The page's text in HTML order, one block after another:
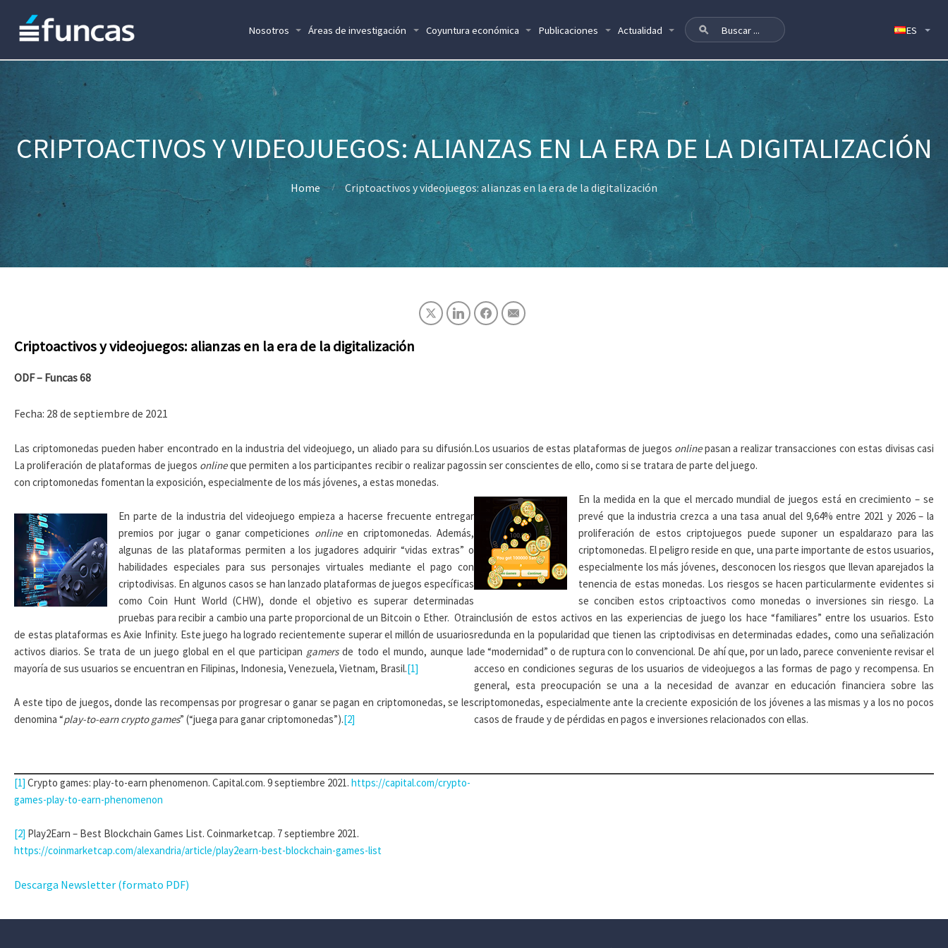
Nosotros Áreas de investigación Coyuntura económica Publicaciones Actualidad
CRIPTOACTIVOS Y VIDEOJUEGOS: ALIANZAS EN LA ERA DE LA DIGITALIZACIÓN
Home Criptoactivos y videojuegos: alianzas en la era de la digitalización
Criptoactivos y videojuegos: alianzas en la era de la digitalización
ODF – Funcas 68
Fecha: 28 de septiembre de 2021
Las criptomonedas pueden haber encontrado en la industria del videojuego, un aliado para su difusión.
La proliferación de plataformas de juegos onlineque permiten a los participantes recibir o realizar pagos
con criptomonedas fomentan la exposición, especialmente de los más jóvenes, a estas monedas.
En parte de la industria del videojuego empieza a hacerse frecuente entregar
premios por jugar o ganar competiciones onlineen criptomonedas. Además,
algunas de las plataformas permiten a los jugadores adquirir “vidas extras” o
habilidades especiales para sus personajes virtuales mediante el pago con
criptodivisas. En algunos casos se han lanzado plataformas de juegos específicas
como Coin Hunt World (CHW), donde el objetivo es superar determinadas
pruebas para recibir a cambio una parte proporcional de un Bitcoin o Ether. Otra
de estas plataformas es Axie Infinity. Este juego ha logrado recientemente superar el millón de usuarios
activos diarios. Se trata de un juego global en el que participan gamersde todo el mundo, aunque la
mayoría de sus usuarios se encuentran en Filipinas, Indonesia, Venezuela, Vietnam, Brasil.[1]
A este tipo de juegos, donde las recompensas por progresar o ganar se pagan en criptomonedas, se les
denomina “play-to-earn crypto games” (“juega para ganar criptomonedas”).[2]
Los usuarios de estas plataformas de juegos onlinepasan a realizar transacciones con estas divisas casi
sin ser conscientes de ello, como si se tratara de parte del juego.
En la medida en la que el mercado mundial de juegos está en crecimiento – se
prevé que la industria crezca a una tasa anual del 9,64% entre 2021 y 2026 – la
proliferación de estos criptojuegos puede suponer un espaldarazo para las
criptomonedas. El peligro reside en que, una parte importante de estos usuarios,
especialmente los más jóvenes, desconocen los riesgos que llevan aparejados la
tenencia de estas monedas. Los riesgos se hacen particularmente evidentes si
se conciben estos criptoactivos como monedas o inversiones sin riesgo. La
inclusión de estos activos en las experiencias de juego los hace “familiares” entre los usuarios. Esto
redunda en la popularidad que tienen las criptodivisas en determinadas edades, como una señalización
de “modernidad” o de ruptura con lo convencional. De ahí que, por un lado, parece conveniente revisar el
acceso en condiciones seguras de los usuarios de videojuegos a las formas de pago y recompensa. En
general, esta preocupación se una a la necesidad de avanzar en educación financiera sobre las
criptomonedas, especialmente ante la creciente exposición de los jóvenes a las mismas y a los no pocos
casos de fraude y de pérdidas en pagos e inversiones relacionados con ellas.
[1] Crypto games: play-to-earn phenomenon. Capital.com. 9 septiembre 2021. https://capital.com/crypto-
games-play-to-earn-phenomenon
[2] Play2Earn – Best Blockchain Games List. Coinmarketcap. 7 septiembre 2021.
https://coinmarketcap.com/alexandria/article/play2earn-best-blockchain-games-list
Descarga Newsletter (formato PDF)